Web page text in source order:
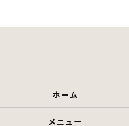
ホーム
メニュー